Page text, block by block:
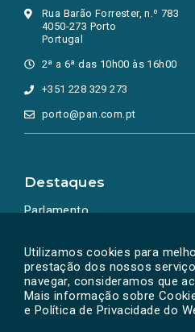
Utilizamos cookies para
prestação dos nossos
navegar, consideramos que
Mais informação sobre
e Política de Privacidade do
Rua Barão Forrester, n.º 783
4050-273 Porto
Portugal
2ª a 6ª das 10h00 às 16h00
+351 228 329 273
porto@pan.com.pt
Destaques
Parlamento